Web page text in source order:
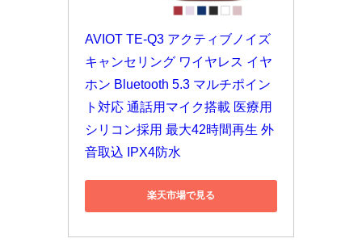
AVIOT TE-Q3 アクティブノイズ
キャンセリング ワイヤレス イヤ
ホン Bluetooth 5.3 マルチポイン
ト対応 通話用マイク搭載 医療用
シリコン採用 最大42時間再生 外
音取込 IPX4防水
楽天市場で見る